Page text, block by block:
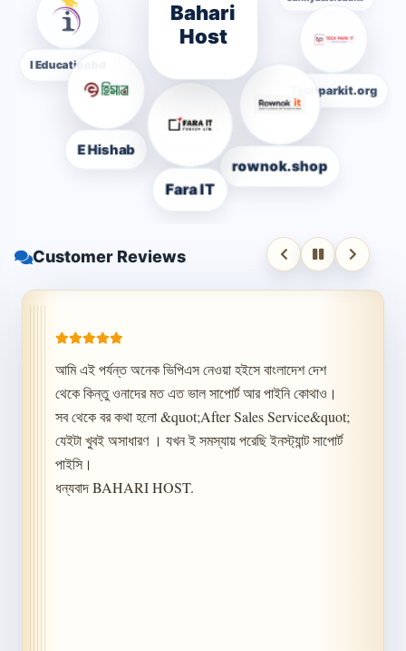
Customer Reviews
আমি এই পর্যন্ত অনেক ভিপিএস নেওয়া হইসে বাংলাদেশ দেশ
থেকে কিন্তু ওনাদের মত এত ভাল সাপোর্ট আর পাইনি কোথাও।
সব থেকে বর কথা হলো &quot;After Sales Service&quot;
যেইটা খুবই অসাধারণ । যখন ই সমস্যায় পরেছি ইনস্ট্যান্ট সাপোর্ট
পাইসি।
ধন্যবাদ BAHARI HOST.
Bahari
Host
Fara IT
E Hishab
I Educationbd
Techparkit.org
rownok.shop